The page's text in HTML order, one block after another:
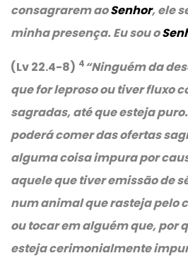
consagrarem aoSenhor, ele
minha presença. Eu sou o
(Lv 22.4-8) 4“Ninguém da
que for leproso ou tiver fluxo
sagradas, até que esteja
poderá comer das ofertas
alguma coisa impura por
aquele que tiver emissão de
num animal que rasteja pelo
ou tocar em alguém que, por
esteja cerimonialmente